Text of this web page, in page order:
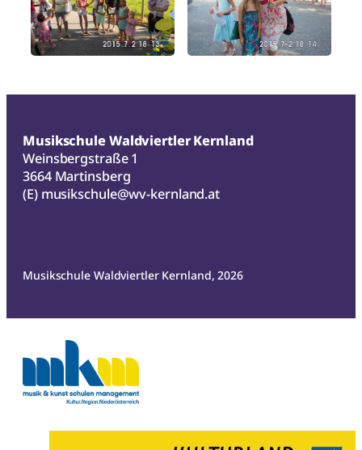
Musikschule Waldviertler Kernland
Weinsbergstraße 1
3664 Martinsberg
(E) musikschule@wv-kernland.at
Musikschule Waldviertler Kernland, 2026